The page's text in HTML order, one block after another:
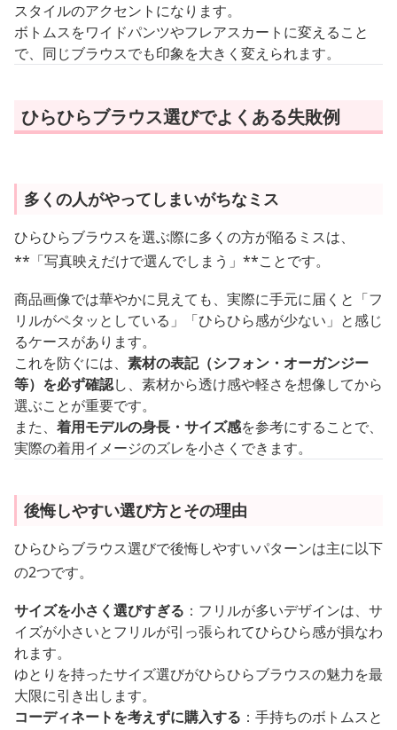
スタイルのアクセントになります。
ボトムスをワイドパンツやフレアスカートに変えること
で、同じブラウスでも印象を大きく変えられます。
ひらひらブラウス選びでよくある失敗例
多くの人がやってしまいがちなミス
ひらひらブラウスを選ぶ際に多くの方が陥るミスは、
**「写真映えだけで選んでしまう」**ことです。
商品画像では華やかに見えても、実際に手元に届くと「フ
リルがペタッとしている」「ひらひら感が少ない」と感じ
るケースがあります。
これを防ぐには、 素材の表記（シフォン・オーガンジー
等）を必ず確認し、素材から透け感や軽さを想像してから
選ぶことが重要です。
また、 着用モデルの身長・サイズ感を参考にすることで、
実際の着用イメージのズレを小さくできます。
後悔しやすい選び方とその理由
ひらひらブラウス選びで後悔しやすいパターンは主に以下
の2つです。
サイズを小さく選びすぎる ：フリルが多いデザインは、サ
イズが小さいとフリルが引っ張られてひらひら感が損なわ
れます。
ゆとりを持ったサイズ選びがひらひらブラウスの魅力を最
大限に引き出します。
コーディネートを考えずに購入する ：手持ちのボトムスと